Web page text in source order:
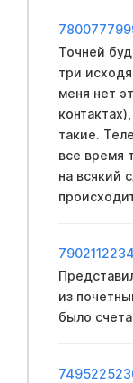
Точней
три
меня нет
такие.
все время
на всякий
из
было